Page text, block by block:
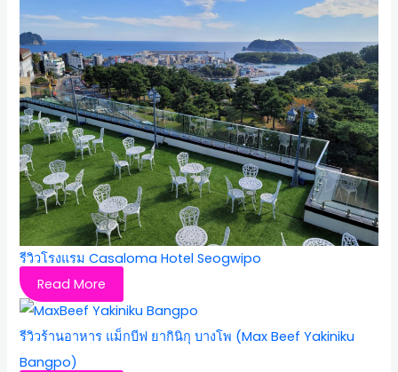
รีวิวโรงแรม Casaloma Hotel Seogwipo
Read More
รีวิวร้านอาหาร แม็กบีฟ ยากินิกุ บางโพ (Max Beef Yakiniku
Bangpo)